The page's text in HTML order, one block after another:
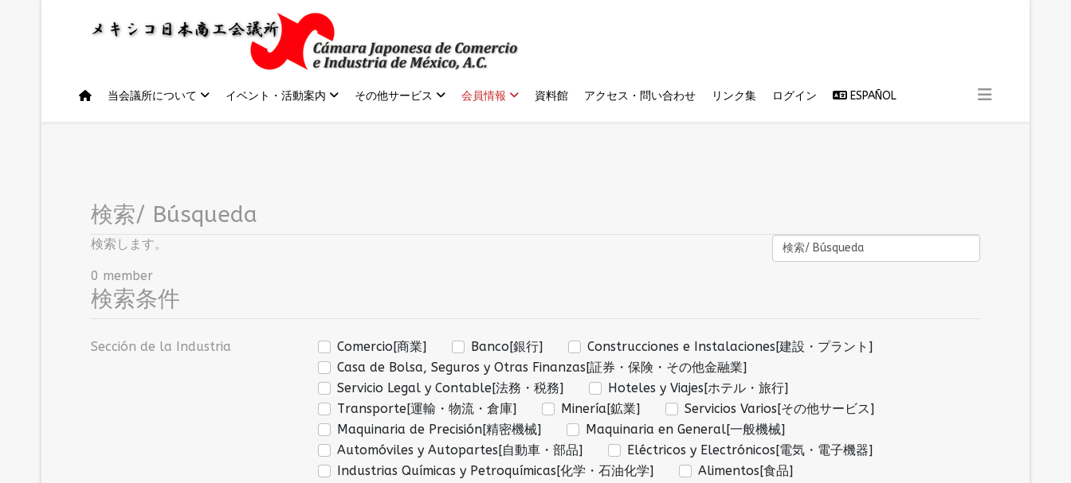
当会議所について イベント・活動案内 その他サービス 会員情報 資料館 アクセス・問い合わせ リンク集 ログイン ESPAÑOL
検索/ Búsqueda
検索します。
0 member
検索条件
Sección de la Industria Comercio[商業] Banco[銀行]
Construcciones e Instalaciones[建設・プラント]
Casa de Bolsa, Seguros y Otras Finanzas[証券・保険・その他金融業]
Servicio Legal y Contable[法務・税務]
Hoteles y Viajes[ホテル・旅行]
Transporte[運輸・物流・倉庫]
Minería[鉱業]
Servicios Varios[その他サービス]
Maquinaria de Precisión[精密機械]
Maquinaria en General[一般機械]
Automóviles y Autopartes[自動車・部品]
Eléctricos y Electrónicos[電気・電子機器]
Industrias Químicas y Petroquímicas[化学・石油化学]
Alimentos[食品]